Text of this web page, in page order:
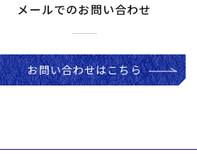
メールでのお問い合わせ
お問い合わせはこちら